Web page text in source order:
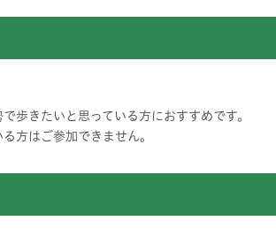
歩きたいと思っている方におすすめです。
方はご参加できません。